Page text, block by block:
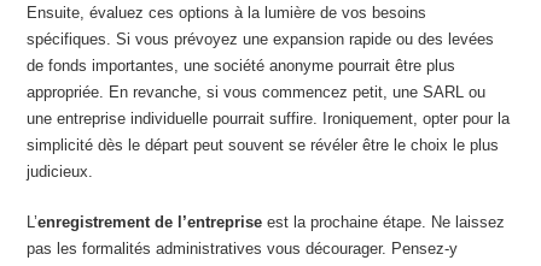
Ensuite, évaluez ces options à la lumière de vos besoins
spécifiques. Si vous prévoyez une expansion rapide ou des levées
de fonds importantes, une société anonyme pourrait être plus
appropriée. En revanche, si vous commencez petit, une SARL ou
une entreprise individuelle pourrait suffire. Ironiquement, opter pour la
simplicité dès le départ peut souvent se révéler être le choix le plus
judicieux.
L’enregistrement de l’entreprise est la prochaine étape. Ne laissez
pas les formalités administratives vous décourager. Pensez-y